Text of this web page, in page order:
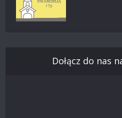
Dołącz do nas